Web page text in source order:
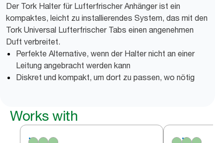
Der Tork Halter für Lufterfrischer Anhänger ist ein
kompaktes, leicht zu installierendes System, das mit den
Tork Universal Lufterfrischer Tabs einen angenehmen
Duft verbreitet.
Perfekte Alternative, wenn der Halter nicht an einer
Leitung angebracht werden kann
Diskret und kompakt, um dort zu passen, wo nötig
Works with